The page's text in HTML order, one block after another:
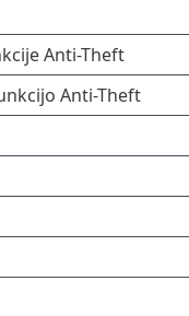
Anti-Theft
Anti-Theft